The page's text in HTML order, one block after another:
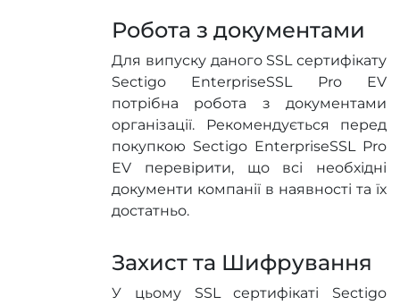
Робота з документами
Для випуску даного SSL сертифікату
Sectigo EnterpriseSSL Pro EV
потрібна робота з документами
організації. Рекомендується перед
покупкою Sectigo EnterpriseSSL Pro
EV перевірити, що всі необхідні
документи компанії в наявності та їх
достатньо.
Захист та Шифрування
У цьому SSL сертифікаті Sectigo